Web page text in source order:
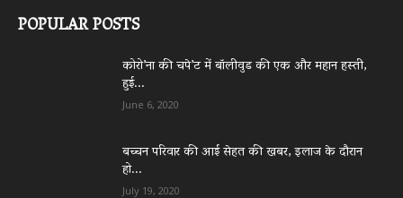
POPULAR POSTS
कोरो’ना की चपे’ट में बॉलीवुड की एक और महान हस्ती,
हुई...
June 6, 2020
बच्चन परिवार की आई सेहत की खबर, इलाज के दौरान
हो...
July 19, 2020